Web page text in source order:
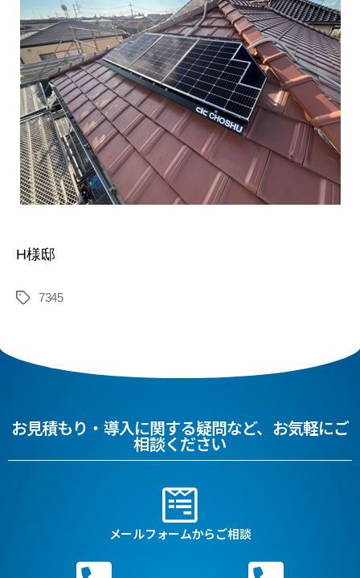
H様邸
7345
お見積もり・導入に関する疑問など、お気軽にご
相談ください
メールフォームからご相談